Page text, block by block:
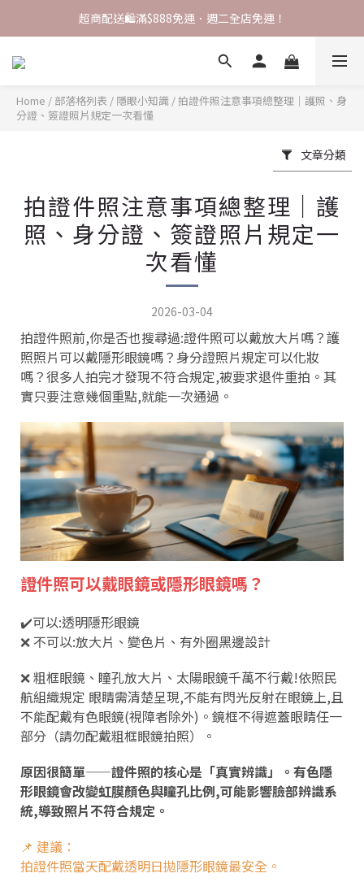
註冊領 $200 配送金💰，完成首購即可升級 VIP！
超商配送🛍️滿$888免運．週二全店免運！
✨ VIP會員專屬優惠 ✨【全店商品 再享9折】
Home / 部落格列表 / 隱眼小知識 /拍證件照注意事項總整理｜護照、身
分證、簽證照片規定一次看懂
文章分類
拍證件照注意事項總整理｜護
照、身分證、簽證照片規定一
次看懂
2026-03-04
拍證件照前,你是否也搜尋過:證件照可以戴放大片嗎？護
照照片可以戴隱形眼鏡嗎？身分證照片規定可以化妝
嗎？很多人拍完才發現不符合規定,被要求退件重拍。其
實只要注意幾個重點,就能一次通過。
證件照可以戴眼鏡或隱形眼鏡嗎？
✔️可以:透明隱形眼鏡
❌ 不可以:放大片、變色片、有外圈黑邊設計
❌ 粗框眼鏡、瞳孔放大片、太陽眼鏡千萬不行戴!依照民
航組織規定 眼睛需清楚呈現,不能有閃光反射在眼鏡上,且
不能配戴有色眼鏡(視障者除外)。鏡框不得遮蓋眼睛任一
部分（請勿配戴粗框眼鏡拍照）。
原因很簡單——證件照的核心是「真實辨識」。有色隱
形眼鏡會改變虹膜顏色與瞳孔比例,可能影響臉部辨識系
統,導致照片不符合規定。
📌 建議：
拍證件照當天配戴透明日拋隱形眼鏡最安全。